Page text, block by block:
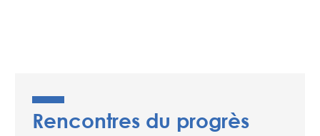
Rencontres du progrès